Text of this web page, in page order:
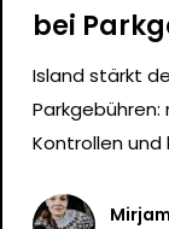
bei
Island stärkt
Kontrollen und